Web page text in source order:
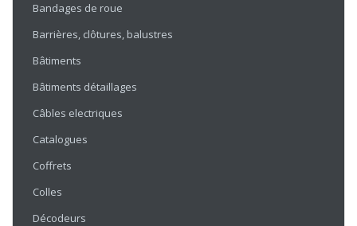
Bandages de roue
Barrières, clôtures, balustres
Bâtiments
Bâtiments détaillages
Câbles electriques
Catalogues
Coffrets
Colles
Décodeurs